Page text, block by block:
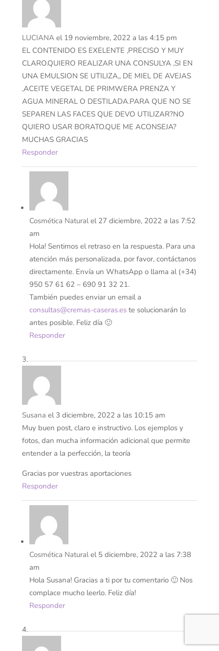
LUCIANA el 19 noviembre, 2022 a las 4:15 pm
EL CONTENIDO ES EXELENTE ,PRECISO Y MUY
CLARO.QUIERO REALIZAR UNA CONSULYA ,SI EN
UNA EMULSION SE UTILIZA,, DE MIEL DE AVEJAS
,ACEITE VEGETAL DE PRIMWERA PRENZA Y
AGUA MINERAL O DESTILADA.PARA QUE NO SE
SEPAREN LAS FACES QUE DEVO UTILIZAR?NO
QUIERO USAR BORATO.QUE ME ACONSEJA?
MUCHAS GRACIAS
Responder
Cosmética Natural el 27 diciembre, 2022 a las 7:52
am
Hola! Sentimos el retraso en la respuesta. Para una
atención más personalizada, por favor, contáctanos
directamente. Envía un WhatsApp o llama al (+34)
950 57 61 62 – 690 91 32 21.
También puedes enviar un email a
consultas@cremas-caseras.este solucionarán lo
antes posible. Feliz día 🙂
Responder
Susana el 3 diciembre, 2022 a las 10:15 am
Muy buen post, claro e instructivo. Los ejemplos y
fotos, dan mucha información adicional que permite
entender a la perfección, la teoría
Gracias por vuestras aportaciones
Responder
Cosmética Natural el 5 diciembre, 2022 a las 7:38
am
Hola Susana! Gracias a ti por tu comentario 🙂 Nos
complace mucho leerlo. Feliz día!
Responder